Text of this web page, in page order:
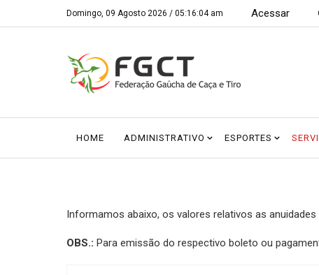
Domingo, 09 Agosto 2026 / 05:16:04 am Acessar
HOME ADMINISTRATIVO ESPORTES
Informamos abaixo, os valores relativos as
OBS.: Para emissão do respectivo boleto ou